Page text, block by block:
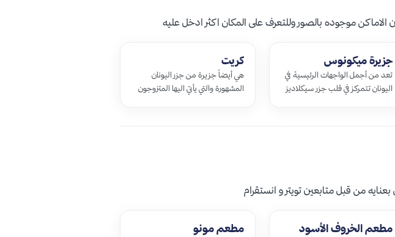
الاماكن موجوده بالصور وللتعرف على المكان اكثر ادخل عليه
جزيرة ميكونوس
تعد من أجمل الواجهات الرئيسية في
اليونان تتمركز في قلب جزر سيكلاديز
كريت
هي أيضاً جزيرة من جزر اليونان
المشهورة والتي يأتي اليها المتزوجون
من قبل متابعين تويتر و انستقرام
مطعم الخروف الأسود مطعم مونو